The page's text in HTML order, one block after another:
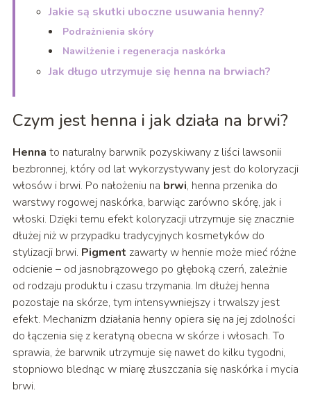
Jakie są skutki uboczne usuwania henny?
Podrażnienia skóry
Nawilżenie i regeneracja naskórka
Jak długo utrzymuje się henna na brwiach?
Czym jest henna i jak działa na brwi?
Henna to naturalny barwnik pozyskiwany z liści lawsonii
bezbronnej, który od lat wykorzystywany jest do koloryzacji
włosów i brwi. Po nałożeniu na brwi, henna przenika do
warstwy rogowej naskórka, barwiąc zarówno skórę, jak i
włoski. Dzięki temu efekt koloryzacji utrzymuje się znacznie
dłużej niż w przypadku tradycyjnych kosmetyków do
stylizacji brwi. Pigment zawarty w hennie może mieć różne
odcienie – od jasnobrązowego po głęboką czerń, zależnie
od rodzaju produktu i czasu trzymania. Im dłużej henna
pozostaje na skórze, tym intensywniejszy i trwalszy jest
efekt. Mechanizm działania henny opiera się na jej zdolności
do łączenia się z keratyną obecna w skórze i włosach. To
sprawia, że barwnik utrzymuje się nawet do kilku tygodni,
stopniowo blednąc w miarę złuszczania się naskórka i mycia
brwi.